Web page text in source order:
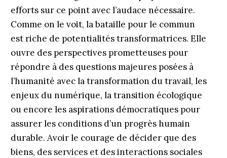
efforts sur ce point avec l’audace nécessaire.
Comme on le voit, la bataille pour le commun
est riche de potentialités transformatrices. Elle
ouvre des perspectives prometteuses pour
répondre à des questions majeures posées à
l’humanité avec la transformation du travail, les
enjeux du numérique, la transition écologique
ou encore les aspirations démocratiques pour
assurer les conditions d’un progrès humain
durable. Avoir le courage de décider que des
biens, des services et des interactions sociales